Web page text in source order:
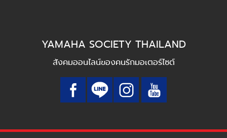
YAMAHA SOCIETY THAILAND
สังคมออนไลน์ของคนรักมอเตอร์ไซต์